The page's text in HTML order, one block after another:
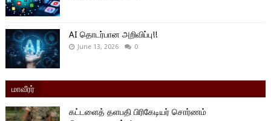
AI தொடர்பான அறிவிப்பு!!
June 13, 2026 0
மாவீரர்
கட்டளைத் தளபதி பிரிகேடியர் சொர்ணம்